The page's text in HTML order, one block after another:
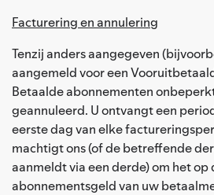
Facturering en annulering
Tenzij anders aangegeven
aangemeld voor een
Betaalde abonnementen
geannuleerd. U ontvangt een
eerste dag van elke
machtigt ons (of de betreffende
aanmeldt via een derde) om het
abonnementsgeld van uw